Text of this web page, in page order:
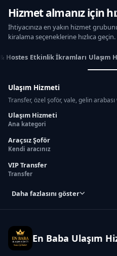
Hizmet almanız için
İhtiyacınıza en yakın hizmet
kiralama seçeneklerine hızlıca geçin.
Hostes Etkinlik İkramları Ulaşım
Ulaşım Hizmeti
Transfer, özel şoför, vale, gelin
Ulaşım Hizmeti
Ana kategori
Araçsız Şoför
Kendi aracınız
VIP Transfer
Transfer
Daha fazlasını göster
En Baba Ulaşım